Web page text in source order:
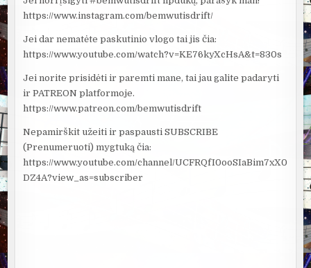
https://www.instagram.com/bemwutisdrift/
Jei dar nematėte paskutinio vlogo tai jis čia:
https://www.youtube.com/watch?v=KE76kyXcHsA&t=830s
Jei norite prisidėti ir paremti mane, tai jau galite padaryti
ir PATREON platformoje.
https://www.patreon.com/bemwutisdrift
Nepamirškit užeiti ir paspausti SUBSCRIBE
(Prenumeruoti) mygtuką čia:
https://www.youtube.com/channel/UCFRQfI0ooSIaBim7xX0
DZ4A?view_as=subscriber